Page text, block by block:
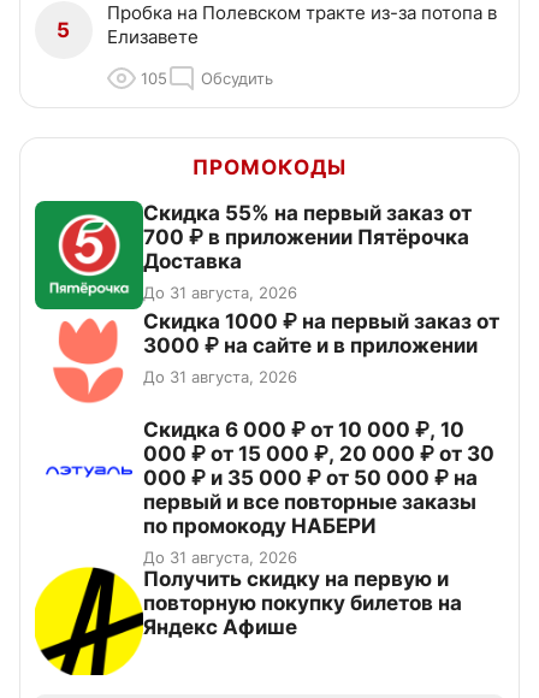
5
Пробка на Полевском тракте из-за потопа в
Елизавете
105 Обсудить
ПРОМОКОДЫ
Скидка 55% на первый заказ от
700 ₽ в приложении Пятёрочка
Доставка
До 31 августа, 2026
Скидка 1000 ₽ на первый заказ от
3000 ₽ на сайте и в приложении
До 31 августа, 2026
Скидка 6 000 ₽ от 10 000 ₽, 10
000 ₽ от 15 000 ₽, 20 000 ₽ от 30
000 ₽ и 35 000 ₽ от 50 000 ₽ на
первый и все повторные заказы
по промокоду НАБЕРИ
До 31 августа, 2026
Получить скидку на первую и
повторную покупку билетов на
Яндекс Афише